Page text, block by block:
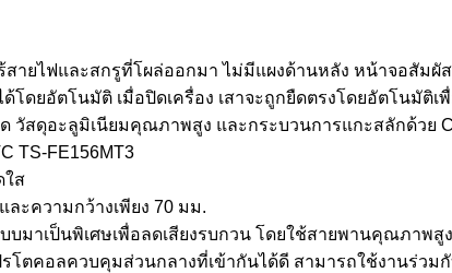
ายไฟและสกรูที่โผล่ออกมา ไม่มีแผงด้านหลัง หน้าจอสัมผั
ดยอัตโนมัติ เมื่อปิดเครื่อง เสาจะถูกยืดตรงโดยอัตโนมัติเ
วัสดุอะลูมิเนียมคุณภาพสูง และกระบวนการแกะสลักด้วย
TS-FE156MT3
ใส
ะความกว้างเพียง 70 มม.
บมาเป็นพิเศษเพื่อลดเสียงรบกวน โดยใช้สายพานคุณภา
รโตคอลควบคุมส่วนกลางที่เข้ากันได้ดี สามารถใช้งานร่ว